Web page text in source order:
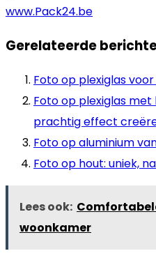
www.Pack24.be
Gerelateerde
Foto op plexiglas
Foto op plexiglas
prachtig effect
Foto op aluminium
Foto op hout: uniek,
Lees ook:
woonkamer